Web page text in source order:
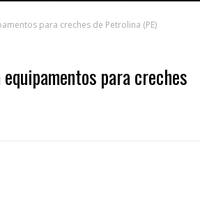
para creches de Petrolina (PE)
para creches